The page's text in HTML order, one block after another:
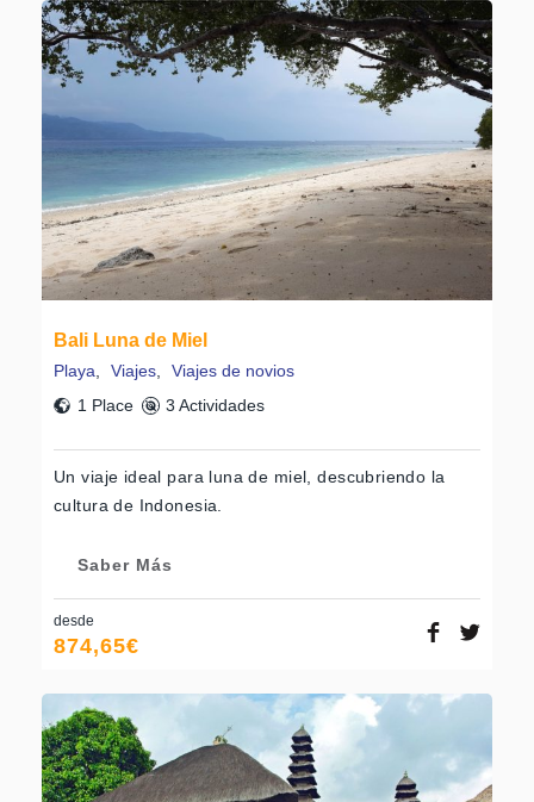
Bali Luna de Miel
Playa Viajes
Viajes de novios
1 Place
3 Actividades
Un viaje ideal para luna de miel, descubriendo la
cultura de Indonesia.
Saber Más
desde
874,65€